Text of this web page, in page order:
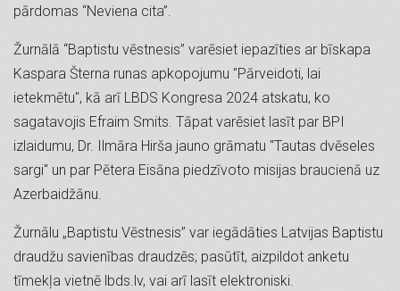
pārdomas “Neviena cita”.
Žurnālā “Baptistu vēstnesis” varēsiet iepazīties ar bīskapa
Kaspara Šterna runas apkopojumu "Pārveidoti, lai
ietekmētu", kā arī LBDS Kongresa 2024 atskatu, ko
sagatavojis Efraim Smits. Tāpat varēsiet lasīt par BPI
izlaidumu, Dr. Ilmāra Hirša jauno grāmatu "Tautas dvēseles
sargi" un par Pētera Eisāna piedzīvoto misijas braucienā uz
Azerbaidžānu.
Žurnālu „Baptistu Vēstnesis” var iegādāties Latvijas Baptistu
draudžu savienības draudzēs; pasūtīt, aizpildot anketu
tīmekļa vietnē lbds.lv, vai arī lasīt elektroniski.